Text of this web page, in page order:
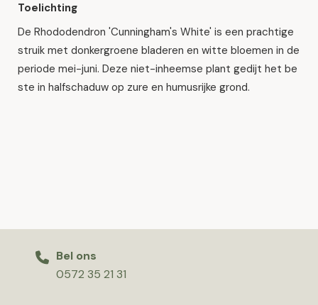
Toelichting
De Rhododendron 'Cunningham's White' is een prachtige
struik met donkergroene bladeren en witte bloemen in de
periode mei-juni. Deze niet-inheemse plant gedijt het be
ste in halfschaduw op zure en humusrijke grond.
Bel ons
0572 35 21 31